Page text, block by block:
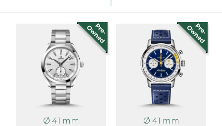
Ø 41 mm Ø 41 mm